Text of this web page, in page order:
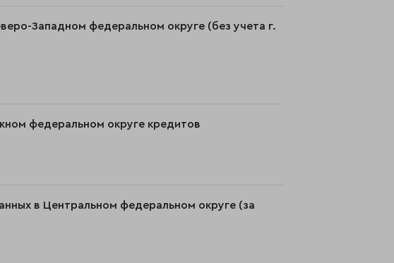
Западном федеральном округе (без учета г.
федеральном округе кредитов
в Центральном федеральном округе (за